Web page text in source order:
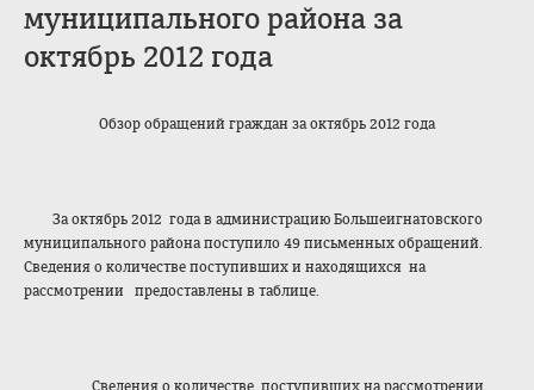
муниципального района за
октябрь 2012 года
Обзор обращений граждан за октябрь 2012 года
За октябрь 2012 года в администрацию Большеигнатовского
муниципального района поступило 49 письменных обращений.
Сведения о количестве поступивших и находящихся на
рассмотрении предоставлены в таблице.
Сведения о количестве поступивших на рассмотрении